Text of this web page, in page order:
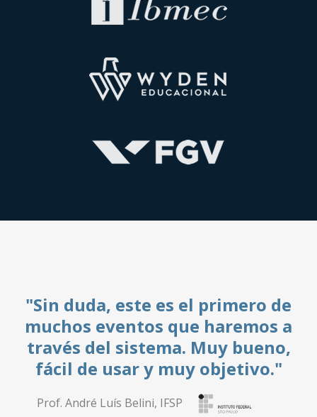
primero de
haremos a
bueno,
objetivo."
"Su servicio es
Sepan que
significativamente a
de la ciencia y la
todo el